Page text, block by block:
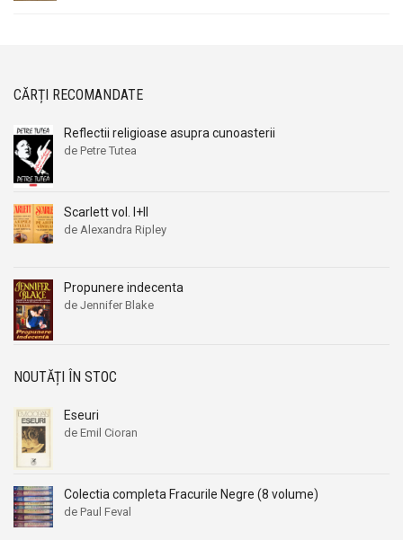
CĂRȚI RECOMANDATE
Reflectii religioase asupra cunoasterii
de Petre Tutea
Scarlett vol. I+II
de Alexandra Ripley
Propunere indecenta
de Jennifer Blake
NOUTĂȚI ÎN STOC
Eseuri
de Emil Cioran
Colectia completa Fracurile Negre (8 volume)
de Paul Feval